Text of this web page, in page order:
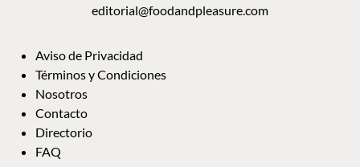
editorial@foodandpleasure.com
Aviso de Privacidad
Términos y Condiciones
Nosotros
Contacto
Directorio
FAQ